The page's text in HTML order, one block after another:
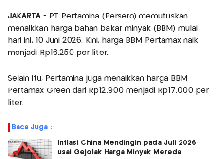
JAKARTA- PT Pertamina (Persero) memutuskan
menaikkan harga bahan bakar minyak (BBM) mulai
hari ini, 10 Juni 2026. Kini, harga BBM Pertamax naik
menjadi Rp16.250 per liter.
Selain itu, Pertamina juga menaikkan harga BBM
Pertamax Green dari Rp12.900 menjadi Rp17.000 per
liter.
Baca Juga :
Inflasi China Mendingin pada Juli 2026
usai Gejolak Harga Minyak Mereda